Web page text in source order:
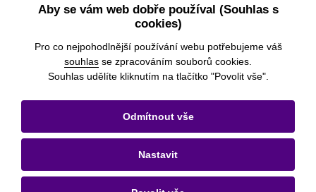
Wiener Börse
Právní informace
Nastavení cookies
Ochrana osobních údajů a cookies
Aby se vám web dobře používal (Souhlas s
cookies)
Pro co nejpohodlnější používání webu potřebujeme váš
souhlas se zpracováním souborů cookies.
Souhlas udělíte kliknutím na tlačítko "Povolit vše".
Nastavit
Odmítnout vše